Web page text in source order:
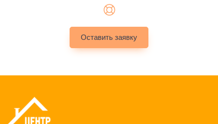
Оставить заявку